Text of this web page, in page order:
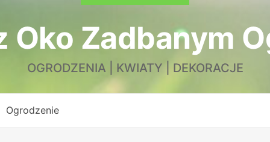
Oko Zadbanym
OGRODZENIA | KWIATY | DEKORACJE
Ogrodzenie